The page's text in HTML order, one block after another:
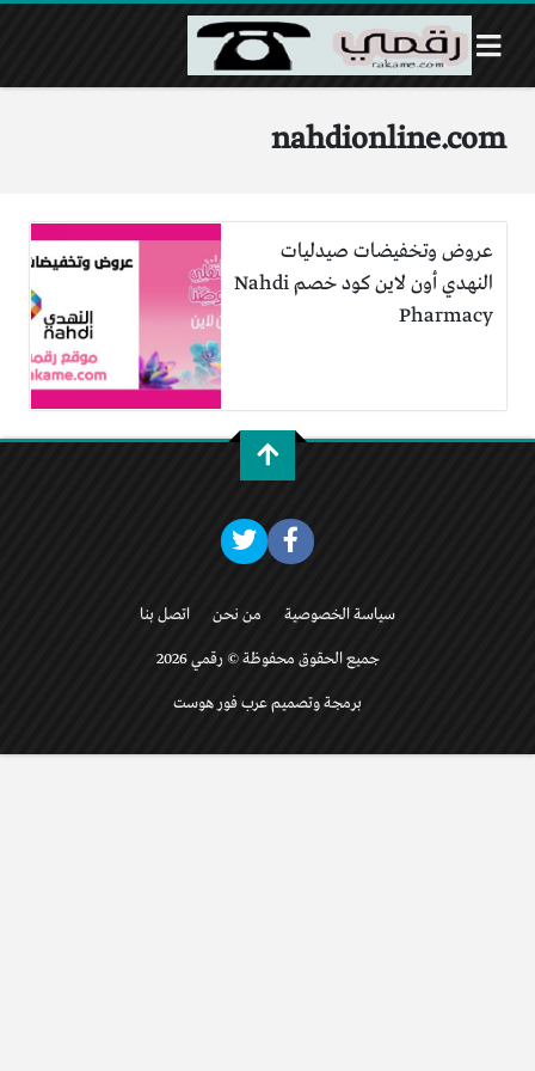
nahdionline.com
عروض وتخفيضات صيدليات
النهدي أون لاين كود خصم Nahdi
Pharmacy
سياسة الخصوصية من نحن اتصل بنا
جميع الحقوق محفوظة © رقمي 2026
برمجة وتصميم عرب فور هوست